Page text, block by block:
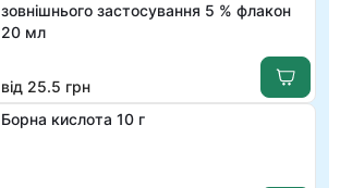
зовнішнього застосування 5 % флакон
20 мл
від 25.5 грн
Борна кислота 10 г